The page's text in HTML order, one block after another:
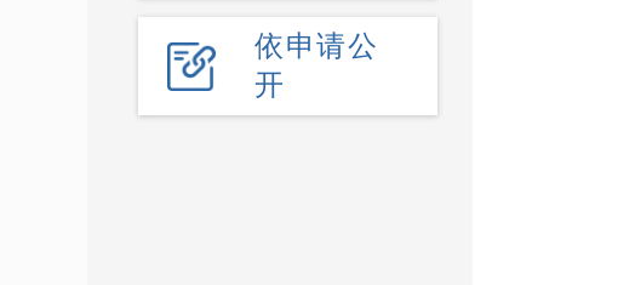
依申请公
开